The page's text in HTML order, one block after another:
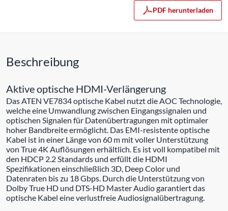
PDF herunterladen
Beschreibung
Aktive optische HDMI-Verlängerung
Das ATEN VE7834 optische Kabel nutzt die AOC Technologie,
welche eine Umwandlung zwischen Eingangssignalen und
optischen Signalen für Datenübertragungen mit optimaler
hoher Bandbreite ermöglicht. Das EMI-resistente optische
Kabel ist in einer Länge von 60 m mit voller Unterstützung
von True 4K Auflösungen erhältlich. Es ist voll kompatibel mit
den HDCP 2.2 Standards und erfüllt die HDMI
Spezifikationen einschließlich 3D, Deep Color und
Datenraten bis zu 18 Gbps. Durch die Unterstützung von
Dolby True HD und DTS-HD Master Audio garantiert das
optische Kabel eine verlustfreie Audiosignalübertragung.